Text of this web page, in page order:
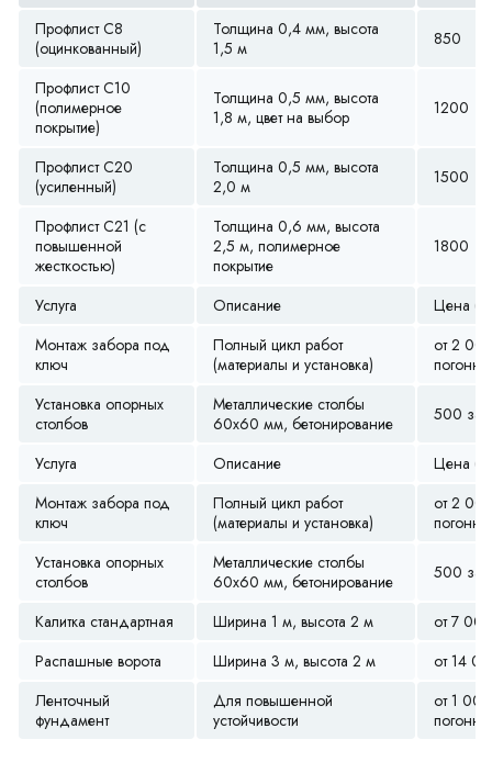
Профлист С8
(оцинкованный)
Толщина 0,4 мм, высота
1,5 м
850
Профлист С10
(полимерное
покрытие)
Толщина 0,5 мм, высота
1,8 м, цвет на выбор
1200
Профлист С20
(усиленный)
Толщина 0,5 мм, высота
2,0 м
1500
Профлист С21 (с
повышенной
жесткостью)
Толщина 0,6 мм, высота
2,5 м, полимерное
покрытие
1800
Услуга Описание
Цена
Монтаж забора под
ключ
Полный цикл работ
(материалы и установка)
от 2
Установка опорных
столбов
Металлические столбы
60х60 мм, бетонирование
500 за
Услуга Описание
Цена
Монтаж забора под
ключ
Полный цикл работ
(материалы и установка)
от 2
Установка опорных
столбов
Металлические столбы
60х60 мм, бетонирование
500 за
Калитка стандартная Ширина 1 м, высота 2 м
от 7 000
Распашные ворота
Ширина 3 м, высота 2 м
от 14
Ленточный
фундамент
Для повышенной
устойчивости
от 1